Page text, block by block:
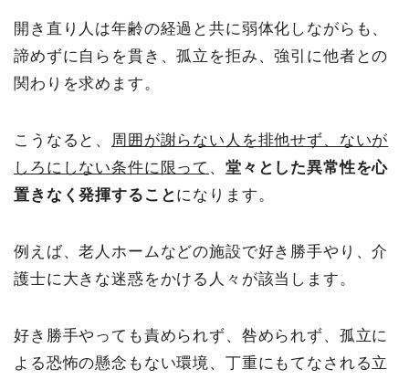
開き直り人は年齢の経過と共に弱体化しながらも、
諦めずに自らを貫き、孤立を拒み、強引に他者との
関わりを求めます。
こうなると、
周囲が謝らない人を排他せず、ないが
しろにしない条件に限って 、 堂々とした異常性を心
置きなく発揮すること になります。
例えば、老人ホームなどの施設で好き勝手やり、介
護士に大きな迷惑をかける人々が該当します。
好き勝手やっても責められず、咎められず、孤立に
よる恐怖の懸念もない環境、丁重にもてなされる立